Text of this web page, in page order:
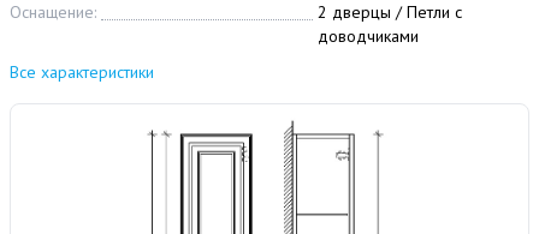
Оснащение:
2 дверцы / Петли с
доводчиками
Все характеристики